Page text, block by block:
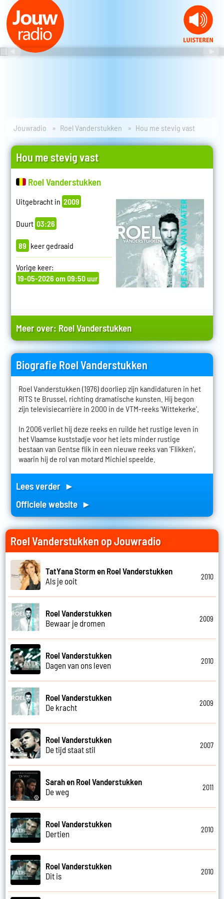
Jouwradio Roel Vanderstukken Hou me stevig vast
Hou me stevig vast
Roel Vanderstukken
Uitgebracht in 2009
Duurt 03:26
89 keer gedraaid
Vorige keer:
19-05-2026 om 09:50 uur
Meer over: Roel Vanderstukken
Biografie Roel Vanderstukken
Roel Vanderstukken (1976) doorliep zijn kandidaturen in het
RITS te Brussel, richting dramatische kunsten. Hij begon
zijn televisiecarrière in 2000 in de VTM-reeks 'Wittekerke'.
In 2006 verliet hij deze reeks en ruilde het rustige leven in
het Vlaamse kuststadje voor het iets minder rustige
bestaan van Gentse flik in een nieuwe reeks van 'Flikken',
waarin hij de rol van motard Michiel speelde.
Lees verder ►
Officiele website ►
Roel Vanderstukken op Jouwradio
TatYana Storm en Roel Vanderstukken
Als je ooit
2010
Roel Vanderstukken
Bewaar je dromen
2009
Roel Vanderstukken
Dagen van ons leven
2010
Roel Vanderstukken
De kracht
2009
Roel Vanderstukken
De tijd staat stil
2007
Sarah en Roel Vanderstukken
De weg
2011
Roel Vanderstukken
Dertien
2010
Roel Vanderstukken
Dit is
2010